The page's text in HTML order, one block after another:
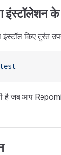
इंस्टॉलेशन के
किए तुरंत
है जब आप